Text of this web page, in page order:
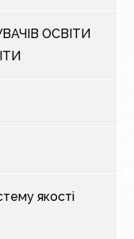
ОСВІТИ
якості